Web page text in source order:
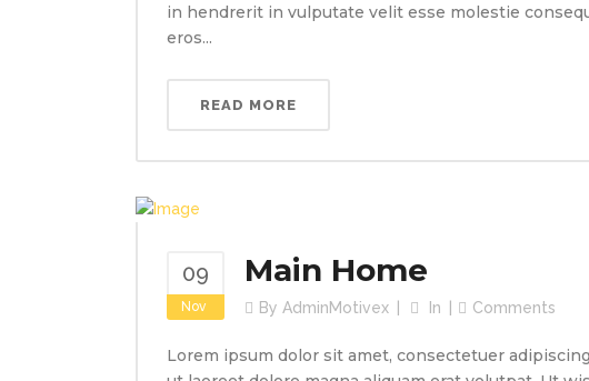
in hendrerit in vulputate velit esse molestie
eros...
READ MORE
09
Nov
Main Home
By AdminMotivex In Comments
Lorem ipsum dolor sit amet, consectetuer